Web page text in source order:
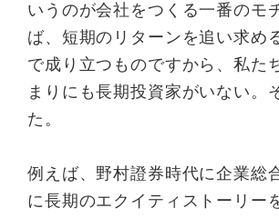
いうのが会社をつくる一番のモ
ば、短期のリターンを追い求め
で成り立つものですから、私た
まりにも長期投資家がいない。
た。
例えば、野村證券時代に企業総
に長期のエクイティストーリー